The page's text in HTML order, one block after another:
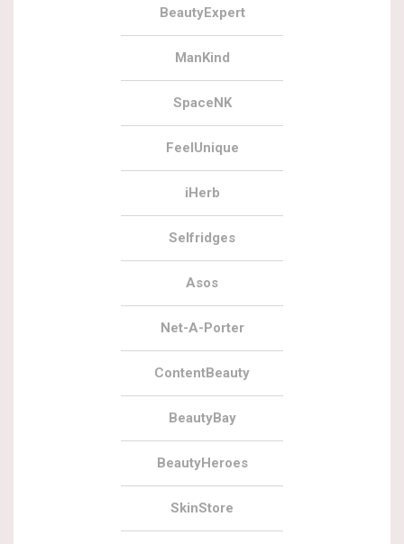
BeautyExpert
ManKind
SpaceNK
FeelUnique
iHerb
Selfridges
Asos
Net-A-Porter
ContentBeauty
BeautyBay
BeautyHeroes
SkinStore